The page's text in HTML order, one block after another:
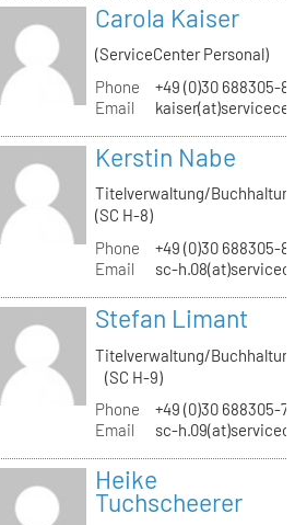
Carola Kaiser
(ServiceCenter Personal)
Phone
+49 (0)30 688305-
Email
Kerstin Nabe
Titelverwaltung/
(SC H-8)
Phone
+49 (0)30 688305-
Email
sc-
Stefan Limant
Titelverwaltung/
(SC H-9)
Phone
+49 (0)30 688305-
Email
sc-
Heike
Tuchscheerer